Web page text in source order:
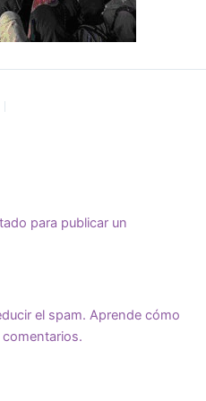
para publicar un
el spam. Aprende cómo